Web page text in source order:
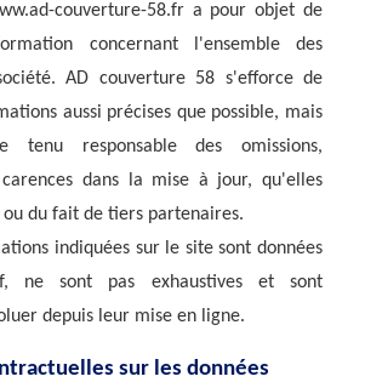
couverture-58.fr a pour objet de
concernant l'ensemble des
AD couverture 58 s'efforce de
aussi précises que possible, mais
tenu responsable des omissions,
dans la mise à jour, qu'elles
du fait de tiers partenaires.
indiquées sur le site sont données
ne sont pas exhaustives et sont
depuis leur mise en ligne.
sur les données